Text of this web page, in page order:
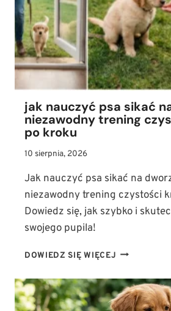
jak nauczyć psa sikać
niezawodny trening
po kroku
10 sierpnia, 2026
Jak nauczyć psa sikać na
niezawodny trening czystości
Dowiedz się, jak szybko i
swojego pupila!
DOWIEDZ SIĘ WIĘCEJ JAK
PSA
SIKAĆ
NA